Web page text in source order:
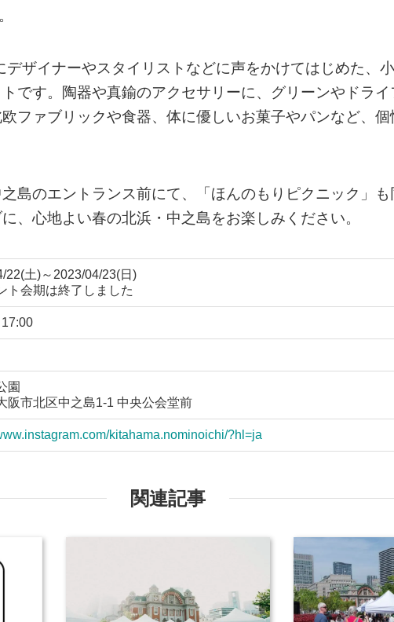
ザイナーやスタイリストなどに声をかけてはじめた、
です。陶器や真鍮のアクセサリーに、グリーンやドラ
ファブリックや食器、体に優しいお菓子やパンなど、
島のエントランス前にて、「ほんのもりピクニック」も
、心地よい春の北浜・中之島をお楽しみください。
22(土)～2023/04/23(日)
ト会期は終了しました
園
阪市北区中之島1-1 中央公会堂前
kitahama.nominoichi/?hl=ja
関連記事